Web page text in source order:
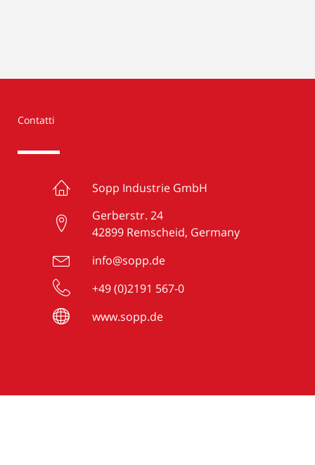
Contatti
Sopp Industrie GmbH
Gerberstr. 24
42899 Remscheid, Germany
info@sopp.de
+49 (0)2191 567-0
www.sopp.de